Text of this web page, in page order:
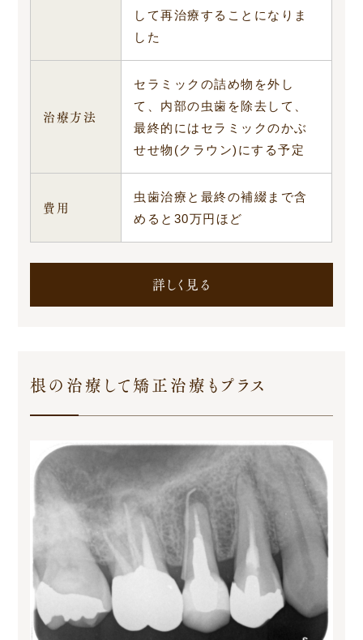
して再治療することになりま
した
治療方法
セラミックの詰め物を外し
て、内部の虫歯を除去して、
最終的にはセラミックのかぶ
せせ物(クラウン)にする予定
費用
虫歯治療と最終の補綴まで含
めると30万円ほど
詳しく見る
根の治療して矯正治療もプラス